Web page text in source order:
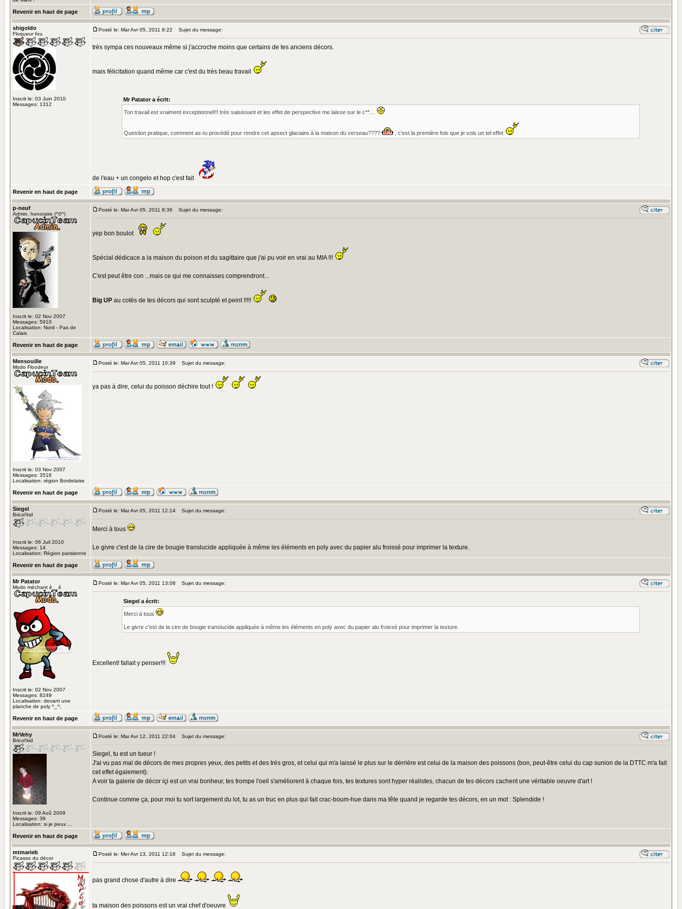
Revenir en haut de page
shigoldo
Floqueur fou
Inscrit le: 03 Juin 2010
Messages: 1312
Posté le: Mar Avr 05, 2011 8:22 Sujet du message:
très sympa ces nouveaux même si j'accroche moins que certains de tes anciens décors.
mais félicitation quand même car c'est du très beau travail
Mr Patator a écrit:
Ton travail est vraiment exceptionnel!!! très saisissant et les effet de perspective me laisse sur le c**....
Question pratique, comment as-tu procédé pour rendre cet apsect glaciaire à la maison du verseau???? , c'est la première fois que je vois un tel effet
de l'eau + un congelo et hop c'est fait
Revenir en haut de page
p-neuf
Admin. honoraire (^0^)
Inscrit le: 02 Nov 2007
Messages: 5910
Localisation: Nord - Pas de
Calais
Posté le: Mar Avr 05, 2011 8:36 Sujet du message:
yep bon boulot
Spécial dédicace a la maison du poison et du sagittaire que j'ai pu voir en vrai au MIA !!!
C'est peut être con ...mais ce qui me connaisses comprendront...
Big UP au cotés de tes décors qui sont sculpté et peint !!!!!
Revenir en haut de page
Mensouille
Modo Floodeur
Inscrit le: 03 Nov 2007
Messages: 3516
Localisation: région Bordelaise
Posté le: Mar Avr 05, 2011 10:39 Sujet du message:
ya pas à dire, celui du poisson déchire tout !
Revenir en haut de page
Siegel
Bricol'kid
Inscrit le: 06 Juil 2010
Messages: 14
Localisation: Région parisienne
Posté le: Mar Avr 05, 2011 12:14 Sujet du message:
Merci à tous
Le givre c'est de la cire de bougie translucide appliquée à même les éléments en poly avec du papier alu froissé pour imprimer la texture.
Revenir en haut de page
Mr Patator
Modo méchant è__é
Inscrit le: 02 Nov 2007
Messages: 8249
Localisation: devant une
planche de poly ^_^;
Posté le: Mar Avr 05, 2011 13:08 Sujet du message:
Siegel a écrit:
Merci à tous
Le givre c'est de la cire de bougie translucide appliquée à même les éléments en poly avec du papier alu froissé pour imprimer la texture.
Excellent! fallait y penser!!!
Revenir en haut de page
MrVehy
Bricol'kid
Inscrit le: 09 Aoû 2009
Messages: 39
Localisation: si je peux ...
Posté le: Mar Avr 12, 2011 22:04 Sujet du message:
Siegel, tu est un tueur !
J'ai vu pas mal de décors de mes propres yeux, des petits et des trés gros, et celui qui m'a laissé le plus sur le dérrière est celui de la maison des poissons (bon, peut-être celui du cap sunion de la DTTC m'a fait
cet effet également).
A voir ta galerie de décor içi est un vrai bonheur, tes trompe l'oeil s'améliorent à chaque fois, tes textures sont hyper réalistes, chacun de tes décors cachent une véritable oeuvre d'art !
Continue comme ça, pour moi tu sort largement du lot, tu as un truc en plus qui fait crac-boum-hue dans ma tête quand je regarde tes décors, en un mot : Splendide !
Revenir en haut de page
mtmarieb
Picasso du décor
Posté le: Mer Avr 13, 2011 12:18 Sujet du message:
pas grand chose d'autre à dire
ta maison des poissons est un vrai chef d'oeuvre